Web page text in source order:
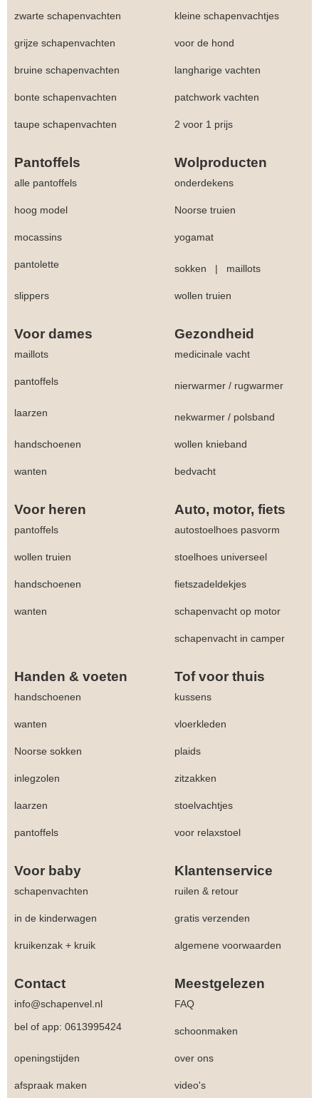
zwarte schapenvachten kleine schapenvachtjes
grijze schapenvachten voor de hond
bruine schapenvachten langharige vachten
bonte schapenvachten patchwork vachten
taupe schapenvachten 2 voor 1 prijs
Pantoffels Wolproducten
alle pantoffels onderdekens
hoog model Noorse truien
mocassins yogamat
pantolette sokken | maillots
slippers wollen truien
Voor dames Gezondheid
maillots medicinale vacht
pantoffels nierwarmer / rugwarmer
laarzen nekwarmer / polsband
handschoenen wollen knieband
wanten bedvacht
Voor heren Auto, motor, fiets
pantoffels autostoelhoes pasvorm
wollen truien stoelhoes universeel
handschoenen fietszadeldekjes
wanten schapenvacht op motor
schapenvacht in camper
Handen & voeten Tof voor thuis
handschoenen kussens
wanten vloerkleden
Noorse sokken plaids
inlegzolen zitzakken
laarzen stoelvachtjes
pantoffels voor relaxstoel
Voor baby Klantenservice
schapenvachten ruilen & retour
in de kinderwagen gratis verzenden
kruikenzak + kruik algemene voorwaarden
Contact Meestgelezen
info@schapenvel.nl
FAQ
bel of app: 0613995424
schoonmaken
openingstijden over ons
afspraak maken video's